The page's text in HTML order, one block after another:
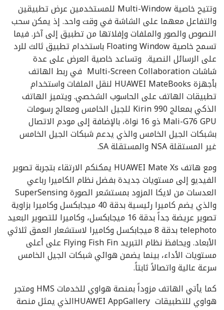
وتتيح خاصية Multi-Window للمستخدمين عرض تطبيقين
والتفاعل معهما على الشاشة في وقت واحد. إذ يمكن سحب
النصوص والصور والملفات وإفلاتها من تطبيق إلى آخر. فيما
تسمح خاصية Floating Window باستخدام تطبيق ثالث للرد
على الرسائل النصية. وتساعد خاصية العرض على عدة
شاشات Multi-Screen Collaboration في ربط الهاتف
بأجهزة HUAWEI MateBooks لنقل الملفات واستخدام
تطبيقات الهاتف على الحاسوب الشخصي. ويتميز الهاتف
الذكي بمعالج Kirin 990 للجيل الخامس ومعالج رسومات
Mali-G76 GPU ذو 16 نواة، بالإضافة إلى مودم الاتصال
بشبكات الجيل الخامس والذي يدعم شبكات الجيل الخامس
غير المستقلة NSA والمستقلة SA.
ومع هاتف HUAWEI Mate Xs يمكنكم الارتقاء بتجربة تصوير
الفيديو إلى مستويات جديدة بفضل نظام الكاميرا رباعي
العدسات من لايكا المزود بمستشعر الصورة SuperSensing
والذي يضم كاميرا رئيسية بدقة 40 ميجابكسل وكاميرا بزاوية
تصوير عريضة جداً بدقة 16 ميجابكسل، وكاميرا للتصوير البعيد
telephoto بدقة 8 ميجابكسل وكاميرا لاستشعار العمق ثلاثي
الأبعاد. ويحافظ نظام التبريد Flying Fish Fin على أعلى
مستويات الأداء، بينما يضمن هوائي شبكات الجيل الخامس
سرعة عالية واتصالاً ثابتاً.
كما يأتي الهاتف مزوداً بمنصة هواوي للخدمات HMS ومتجر
هواوي للتطبيقات HUAWEI AppGalleryالذي يمثل منصة